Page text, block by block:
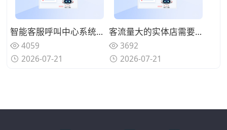
智能客服呼叫中心系统怎么同步客户历史记录？客服沟通更连贯
4059
2026-07-21
客流量大的实体店需要智能客服呼叫中心系统吗？分流简单咨询来电
3692
2026-07-21